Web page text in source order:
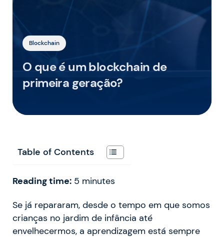
Blockchain
O que é um blockchain de
primeira geração?
Table of Contents
Reading time: 5 minutes
Se já repararam, desde o tempo em que somos
crianças no jardim de infância até
envelhecermos, a aprendizagem está sempre